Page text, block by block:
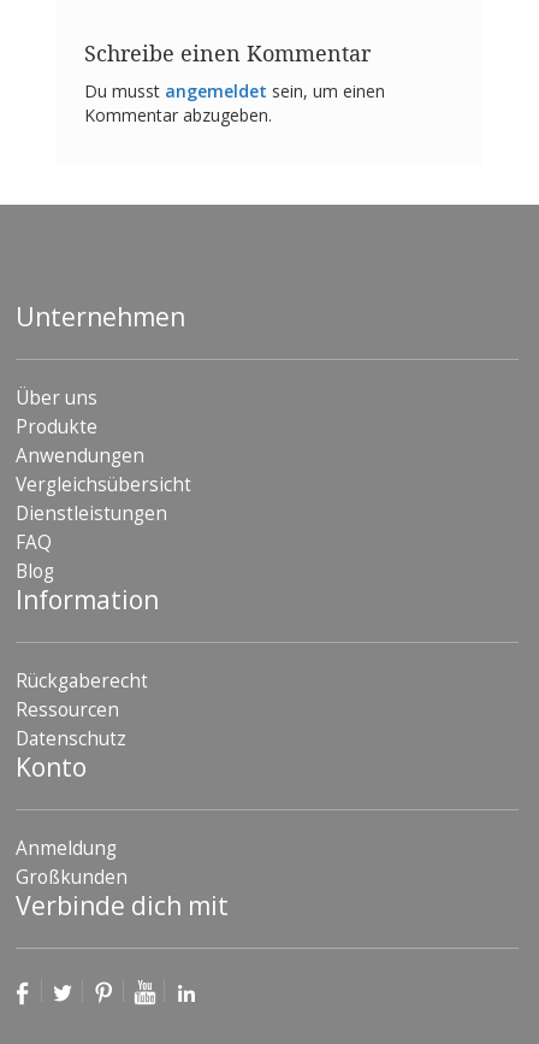
Schreibe einen Kommentar
Du musst angemeldet sein, um einen
Kommentar abzugeben.
Unternehmen
Über uns
Produkte
Anwendungen
Vergleichsübersicht
Dienstleistungen
FAQ
Blog
Information
Rückgaberecht
Ressourcen
Datenschutz
Konto
Anmeldung
Großkunden
Verbinde dich mit